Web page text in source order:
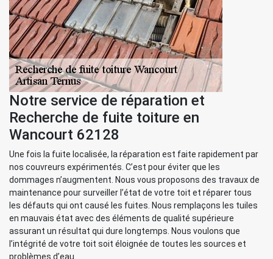
Notre service de réparation et
Recherche de fuite toiture en
Wancourt 62128
Une fois la fuite localisée, la réparation est faite rapidement par
nos couvreurs expérimentés. C’est pour éviter que les
dommages n’augmentent. Nous vous proposons des travaux de
maintenance pour surveiller l’état de votre toit et réparer tous
les défauts qui ont causé les fuites. Nous remplaçons les tuiles
en mauvais état avec des éléments de qualité supérieure
assurant un résultat qui dure longtemps. Nous voulons que
l’intégrité de votre toit soit éloignée de toutes les sources et
problèmes d’eau.